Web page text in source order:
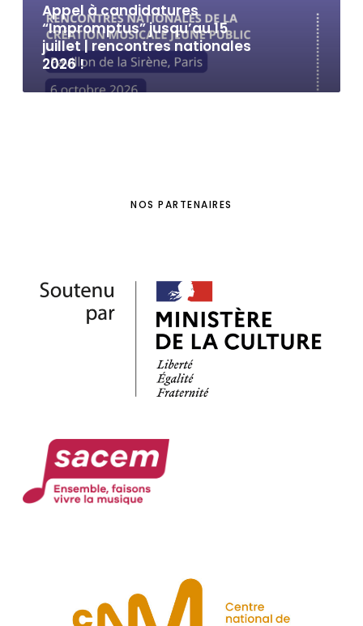
Appel à candidatures
“Impromptus” jusqu’au 15
juillet | rencontres nationales
2026 !
NOS PARTENAIRES